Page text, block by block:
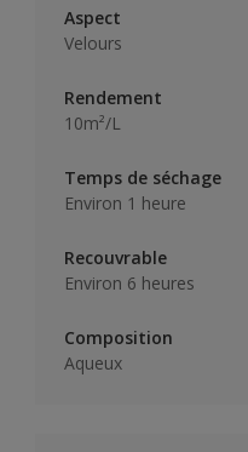
Aspect
Velours
Rendement
10m²/L
Temps de séchage
Environ 1 heure
Recouvrable
Environ 6 heures
Composition
Aqueux